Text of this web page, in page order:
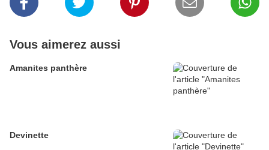
Vous aimerez aussi
Amanites panthère
Devinette